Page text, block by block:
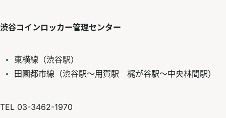
渋谷コインロッカー管理センター
東横線（渋谷駅）
田園都市線（渋谷駅～用賀駅 梶が谷駅～中央林間駅）
TEL 03-3462-1970